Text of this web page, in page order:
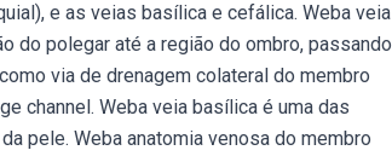
e as veias basílica e cefálica. Weba veia
do polegar até a região do ombro, passando
via de drenagem colateral do membro
channel. Weba veia basílica é uma das
pele. Weba anatomia venosa do membro